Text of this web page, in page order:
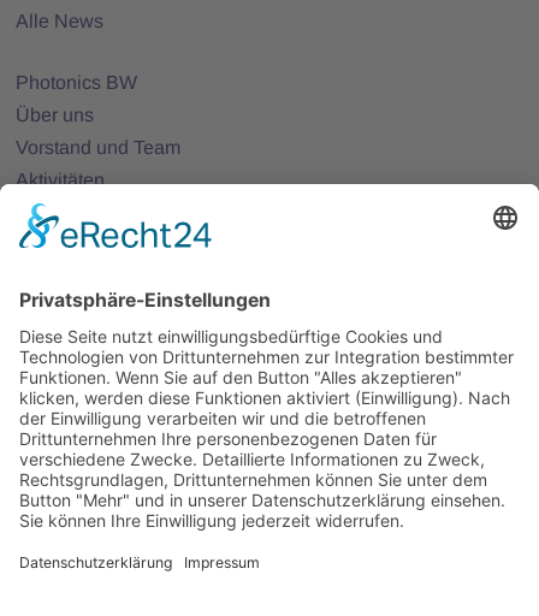
Alle News
Photonics BW
Über uns
Vorstand und Team
Aktivitäten
25 Jahre Photonics BW
Mitglieder
Projekte
Partnernetze
Veranstaltungen
Alle Veranstaltungen
Jobs
Alle Jobs